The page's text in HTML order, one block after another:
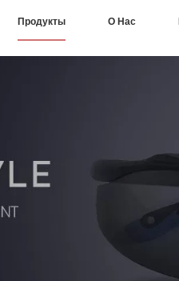
Продукты О Нас